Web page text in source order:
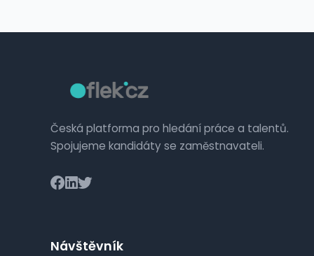
Česká platforma pro hledání práce a talentů.
Spojujeme kandidáty se zaměstnavateli.
Návštěvník